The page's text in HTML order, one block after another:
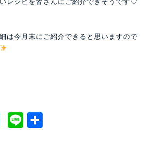
レシピを皆さんにご紹介できそうです♡
は今月末にご紹介できると思いますので
Twitter
Line